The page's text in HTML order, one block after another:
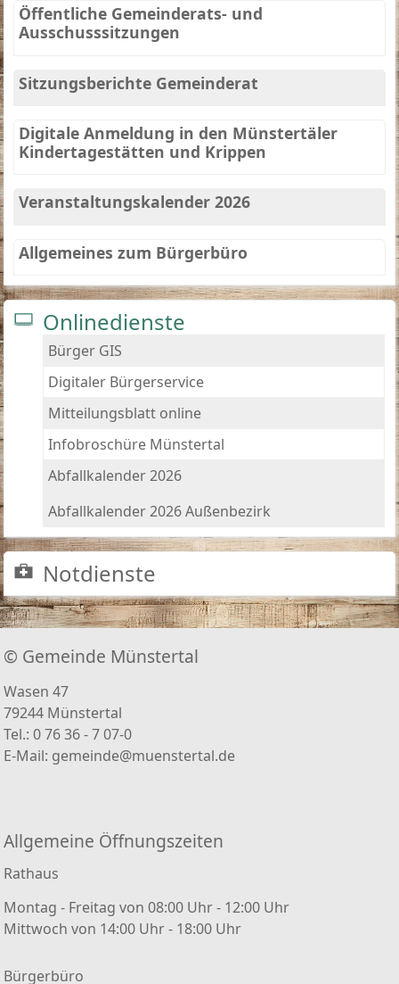
Öffentliche Gemeinderats- und
Ausschusssitzungen
Sitzungsberichte Gemeinderat
Digitale Anmeldung in den Münstertäler
Kindertagestätten und Krippen
Veranstaltungskalender 2026
Allgemeines zum Bürgerbüro
Onlinedienste
Bürger GIS
Digitaler Bürgerservice
Mitteilungsblatt online
Infobroschüre Münstertal
Abfallkalender 2026
Abfallkalender 2026 Außenbezirk
Notdienste
© Gemeinde Münstertal
Wasen 47
79244 Münstertal
Tel.: 0 76 36 - 7 07-0
E-Mail: gemeinde@muenstertal.de
Allgemeine Öffnungszeiten
Rathaus
Montag - Freitag von 08:00 Uhr - 12:00 Uhr
Mittwoch von 14:00 Uhr - 18:00 Uhr
Bürgerbüro